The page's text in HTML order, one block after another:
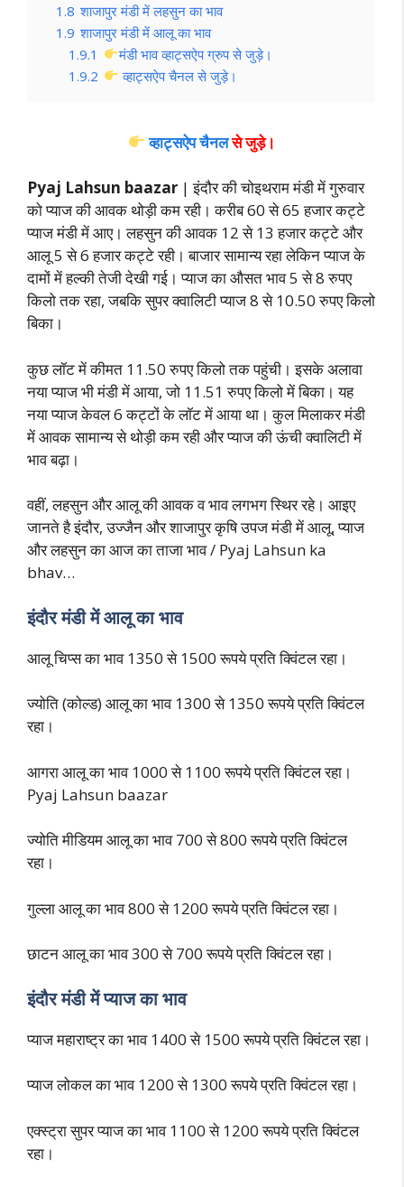
1.8 शाजापुर मंडी में लहसुन का भाव
1.9 शाजापुर मंडी में आलू का भाव
1.9.1
मंडी भाव व्हाट्सऐप ग्रुप से जुड़े।
1.9.2
व्हाट्सऐप चैनल से जुड़े।
व्हाट्सऐप चैनलसे जुड़े।
Pyaj Lahsun baazar | इंदौर की चोइथराम मंडी में गुरुवार
को प्याज की आवक थोड़ी कम रही। करीब 60 से 65 हजार कट्टे
प्याज मंडी में आए। लहसुन की आवक 12 से 13 हजार कट्टे और
आलू 5 से 6 हजार कट्टे रही। बाजार सामान्य रहा लेकिन प्याज के
दामों में हल्की तेजी देखी गई। प्याज का औसत भाव 5 से 8 रुपए
किलो तक रहा, जबकि सुपर क्वालिटी प्याज 8 से 10.50 रुपए किलो
बिका।
कुछ लॉट में कीमत 11.50 रुपए किलो तक पहुंची। इसके अलावा
नया प्याज भी मंडी में आया, जो 11.51 रुपए किलो में बिका। यह
नया प्याज केवल 6 कट्टों के लॉट में आया था। कुल मिलाकर मंडी
में आवक सामान्य से थोड़ी कम रही और प्याज की ऊंची क्वालिटी में
भाव बढ़ा।
वहीं, लहसुन और आलू की आवक व भाव लगभग स्थिर रहे। आइए
जानते है इंदौर, उज्जैन और शाजापुर कृषि उपज मंडी में आलू, प्याज
और लहसुन का आज का ताजा भाव / Pyaj Lahsun ka
bhav…
इंदौर मंडी में आलू का भाव
आलू चिप्स का भाव 1350 से 1500 रूपये प्रति क्विंटल रहा।
ज्योति (कोल्ड) आलू का भाव 1300 से 1350 रूपये प्रति क्विंटल
रहा।
आगरा आलू का भाव 1000 से 1100 रूपये प्रति क्विंटल रहा।
Pyaj Lahsun baazar
ज्योति मीडियम आलू का भाव 700 से 800 रूपये प्रति क्विंटल
रहा।
गुल्ला आलू का भाव 800 से 1200 रूपये प्रति क्विंटल रहा।
छाटन आलू का भाव 300 से 700 रूपये प्रति क्विंटल रहा।
इंदौर मंडी में प्याज का भाव
प्याज महाराष्ट्र का भाव 1400 से 1500 रूपये प्रति क्विंटल रहा।
प्याज लोकल का भाव 1200 से 1300 रूपये प्रति क्विंटल रहा।
एक्स्ट्रा सुपर प्याज का भाव 1100 से 1200 रूपये प्रति क्विंटल
रहा।